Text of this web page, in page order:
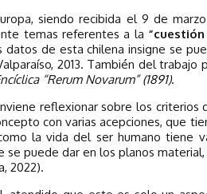
siendo recibida el 9 de
temas referentes a la
datos de esta chilena insigne se
2013. También del trabajo
“Rerum Novarum” (1891).
reflexionar sobre los criterios
con varias acepciones, que
la vida del ser humano tiene
puede dar en los planos
2022).